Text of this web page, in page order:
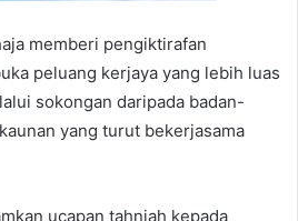
memberi pengiktirafan
peluang kerjaya yang lebih luas
sokongan daripada badan-
yang turut bekerjasama
ucapan tahniah kepada